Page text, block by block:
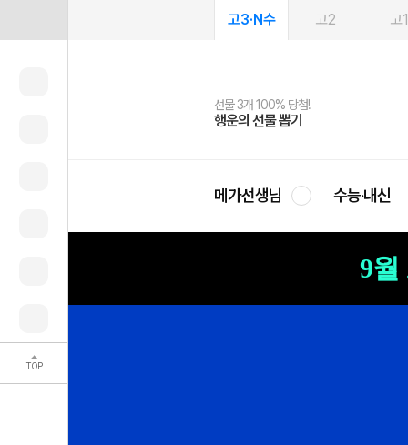
TOP
고3·N수 고2 고1
선물 3개 100% 당첨!
행운의 선물 뽑기
선물 100% 증정!
메가스터디 X 올리브
여름방학 스터디 캐시백
메가런 썸머스쿨
2027 러셀 단과
강사 공개선발
스마트러닝앱
설문 EVENT
메가패스
3일 무료 체험권
메가패스 수강생 무료혜택!
메가클럽 멤버십
사회공헌 캠페인
희망이룸 메가나눔
메가선생님 수능·내신
9월